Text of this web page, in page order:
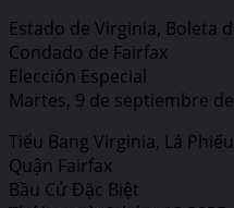
Estado de Virginia, Boleta
Condado de Fairfax
Elección Especial
Martes, 9 de septiembre
Tiểu Bang Virginia, Lá
Quận Fairfax
Bầu Cử Đặc Biệt